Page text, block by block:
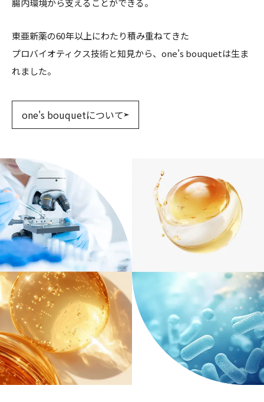
腸内環境から⽀えることができる。
東亜新薬の60年以上にわたり積み重ねてきた
プロバイオティクス技術と知⾒から、one's bouquetは⽣ま
れました。
one's bouquetについて